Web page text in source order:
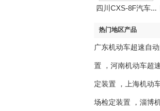
四川CXS-8F汽车...
热门地区产品
广东机动车超速自
置 ， 河南机动车超
定装置 ， 上海机动
场检定装置 ， 淄博